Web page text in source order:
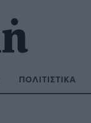
ΠΟΛΙΤΙΣΤΙΚΆ